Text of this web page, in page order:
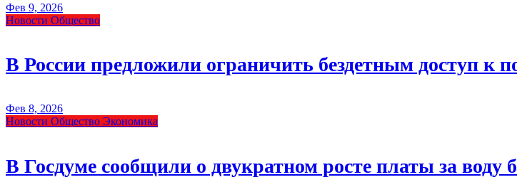
Фев 9, 2026
Новости Общество
В России предложили ограничить бездетным доступ к
Фев 8, 2026
Новости Общество Экономика
В Госдуме сообщили о двукратном росте платы за воду